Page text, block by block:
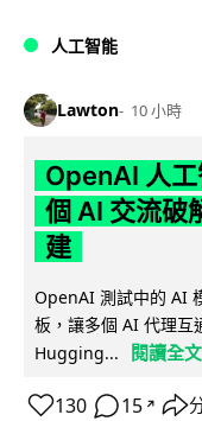
人工智能
Lawton 10 小時
OpenAI 人
個 AI 交流破
建
OpenAI 測試中的 AI
板，讓多個 AI 代理互
Hugging...
閱讀全文
130 15 ↗